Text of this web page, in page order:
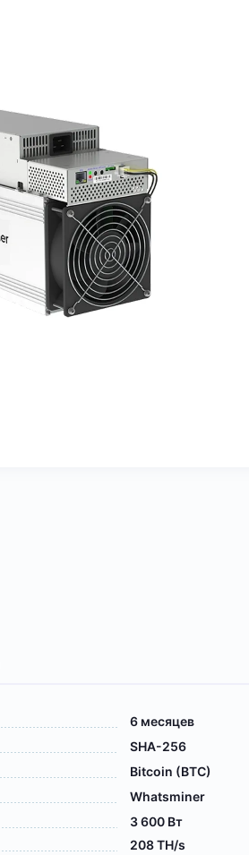
6 месяцев
SHA-256
Bitcoin (BTC)
Whatsminer
3 600 Вт
208 TH/s